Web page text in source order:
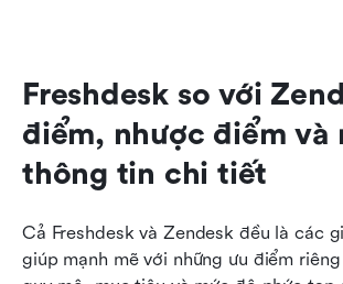
Freshdesk so với
điểm, nhược điểm và
thông tin chi tiết
Cả Freshdesk và Zendesk đều là các
giúp mạnh mẽ với những ưu điểm